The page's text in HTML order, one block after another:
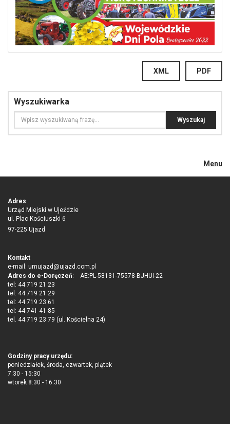
PDF
XML
Wyszukiwarka
Menu
Adres
Urząd Miejski w Ujeździe
ul. Plac Kościuszki 6
97-225 Ujazd
Kontakt
e-mail: umujazd@ujazd.com.pl
Adres do e-Doręczeń: AE:PL-58131-75578-BJHUI-22
tel: 44 719 21 23
tel: 44 719 21 29
tel: 44 719 23 61
tel: 44 741 41 85
tel. 44 719 23 79 (ul. Kościelna 24)
Godziny pracy urzędu:
poniedziałek, środa, czwartek, piątek
7:30 - 15:30
wtorek 8:30 - 16:30